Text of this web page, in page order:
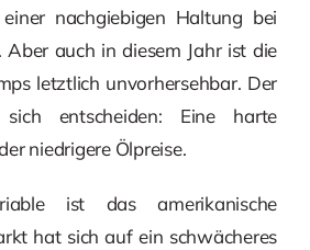
nachgiebigen Haltung bei
Aber auch in diesem Jahr ist die
letztlich unvorhersehbar. Der
entscheiden: Eine harte
niedrigere Ölpreise.
ist das amerikanische
hat sich auf ein schwächeres